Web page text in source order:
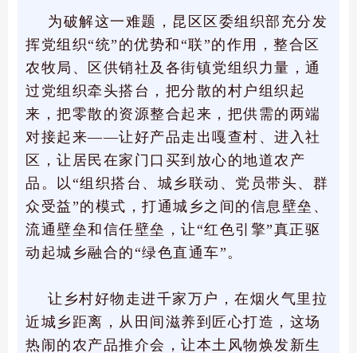
为破解这一难题，昆区区委组织部充分发
挥党组织“统”的优势和“联”的作用，整合区
农牧局、区供销社及各街镇党组织力量，通
过党组织牵头搭台，把分散的村户组织起
来，把零散的资源整合起来，把供需的两端
对接起来——让好产品走出嘎查村、进入社
区，让居民在家门口买到放心的地道农产
品。以“组织搭台、城乡联动、党员带头、群
众受益”的模式，打通城乡之间的信息壁垒、
流通壁垒和信任壁垒，让“红色引擎”真正驱
动起城乡融合的“绿色直通车”。
让乡村好物走进千家万户，在烟火气里拉
近城乡距离，从田间滋养到匠心打造，这场
热闹的农产品推介会，让本土风物焕发新生